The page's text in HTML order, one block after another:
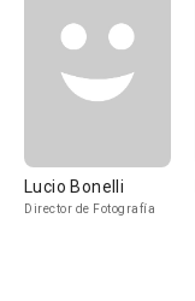
Lucio Bonelli
Director de Fotografía